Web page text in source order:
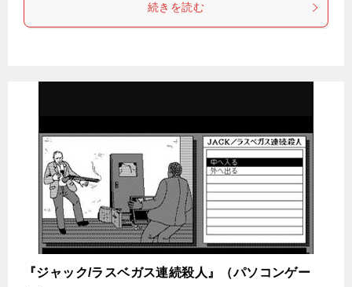
続きを読む
『ジャック/ラスベガス連続殺人』（パソコンゲー